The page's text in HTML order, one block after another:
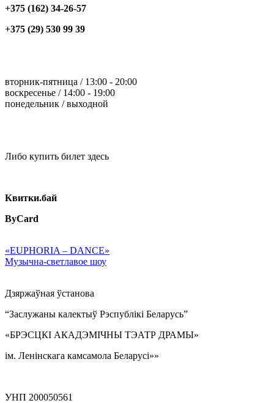
+375 (162) 34-26-57
+375 (29) 530 99 39
вторник-пятница / 13:00 - 20:00
воскресенье / 14:00 - 19:00
понедельник / выходной
Либо купить билет здесь
Квитки.бай
ByCard
«EUPHORIA – DANCE»
Музычна-светлавое шоу
Дзяржаўная ўстанова
“Заслужаны калектыў Рэспублікі Беларусь”
«БРЭСЦКІ АКАДЭМІЧНЫ ТЭАТР ДРАМЫ»
ім. Ленінскага камсамола Беларусі»»
УНП 200050561